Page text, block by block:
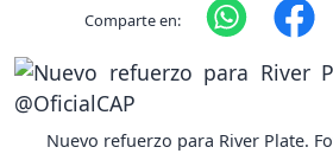
Comparte en:
Nuevo refuerzo para River Plate.